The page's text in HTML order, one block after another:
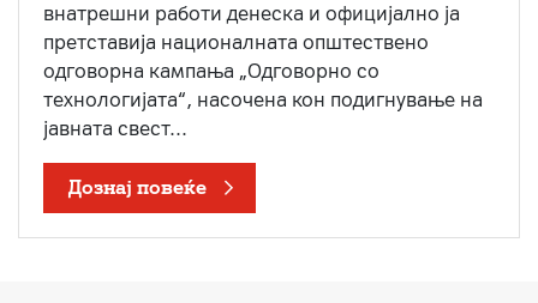
внатрешни работи денеска и официјално ја
претставија националната општествено
одговорна кампања „Одговорно со
технологијата“, насочена кон подигнување на
јавната свест...
Дознај повеќе